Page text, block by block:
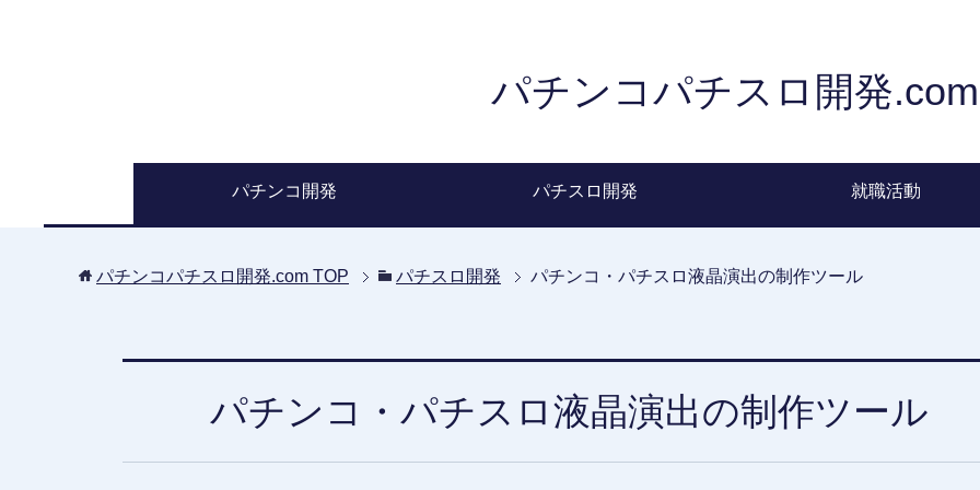
パチンコパチスロ開発.com
パチンコ開発 パチスロ開発 就職活動
パチンコパチスロ開発.com TOP パチスロ開発 パチンコ・パチスロ液晶演出の制作ツール
パチンコ・パチスロ液晶演出の制作ツール